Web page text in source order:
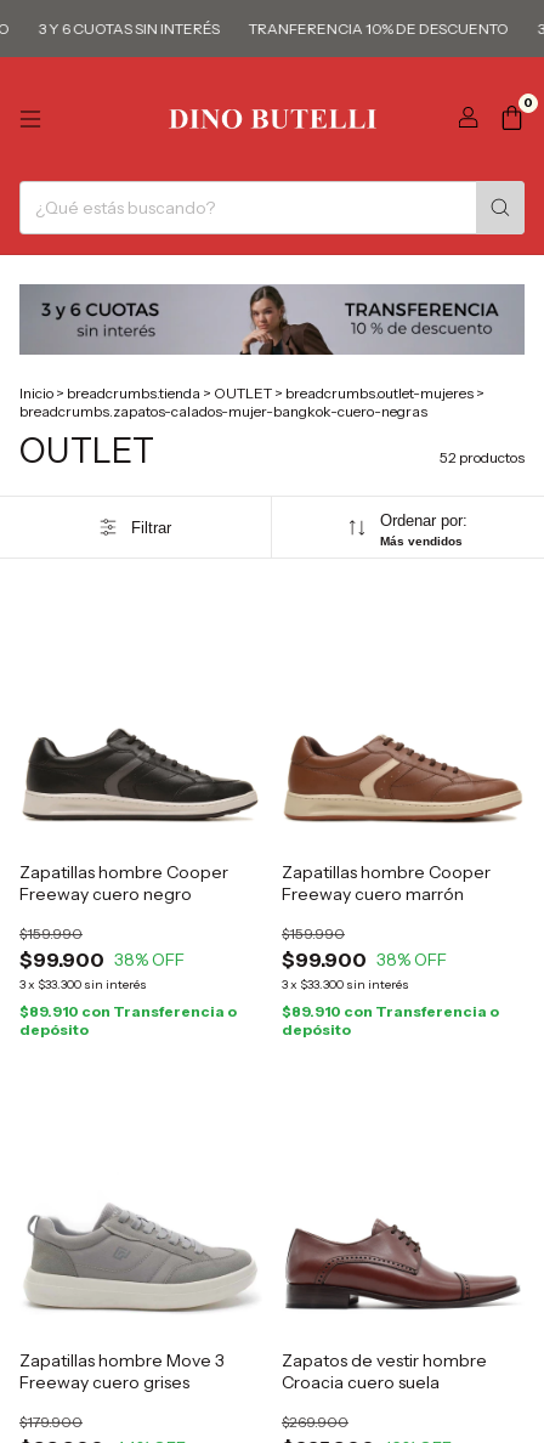
3 Y 6 CUOTAS SIN INTERÉS TRANFERENCIA 10% DE DESCUENTO 3 Y 6
0
Inicio > breadcrumbs.tienda > OUTLET > breadcrumbs.outlet-mujeres >
breadcrumbs.zapatos-calados-mujer-bangkok-cuero-negras
OUTLET 52 productos
Filtrar Ordenar por:
Más vendidos
Zapatillas hombre Cooper
Freeway cuero negro
$99.900
$159.990
38% OFF
3x $33.300 sin interés
$89.910 con Transferencia o
depósito
Zapatillas hombre Cooper
Freeway cuero marrón
$99.900
$159.990
38% OFF
3x $33.300 sin interés
$89.910 con Transferencia o
depósito
Zapatillas hombre Move 3
Freeway cuero grises
$179.900
Zapatos de vestir hombre
Croacia cuero suela
$269.900